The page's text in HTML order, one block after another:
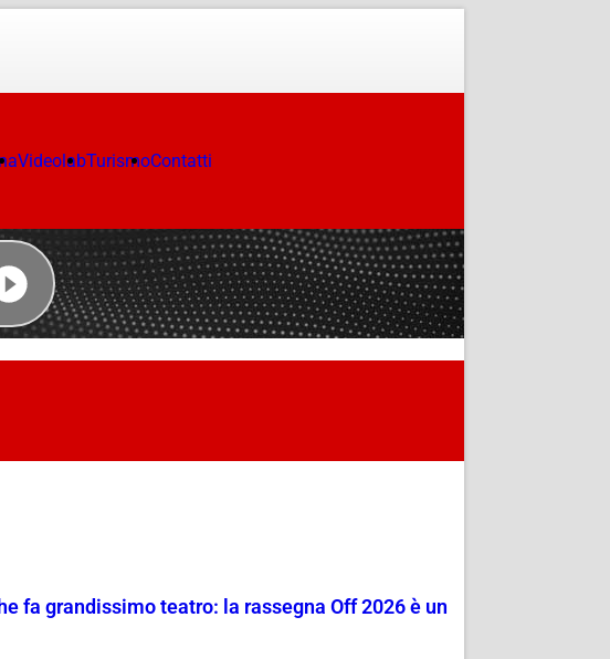
VideolabTurismoContatti
fa grandissimo teatro: la rassegna Off 2026 è un